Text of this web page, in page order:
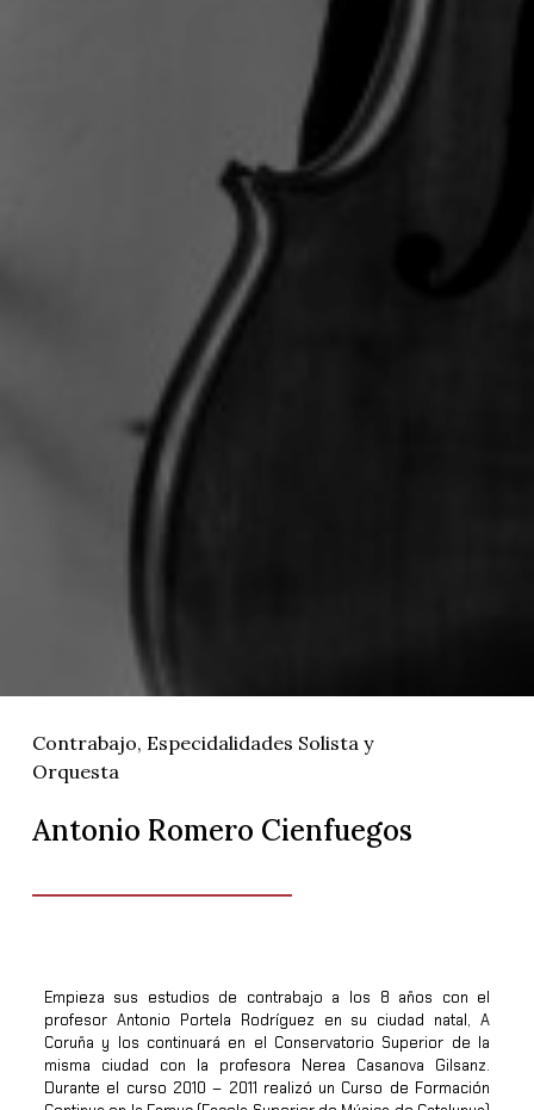
Contrabajo, Especidalidades Solista y
Orquesta
Antonio Romero Cienfuegos
Empieza sus estudios de contrabajo a los 8 años con el
profesor Antonio Portela Rodríguez en su ciudad natal, A
Coruña y los continuará en el Conservatorio Superior de la
misma ciudad con la profesora Nerea Casanova Gilsanz.
Durante el curso 2010 – 2011 realizó un Curso de Formación